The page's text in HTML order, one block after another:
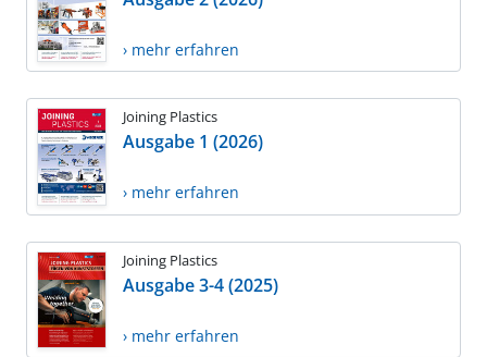
› mehr erfahren
Joining Plastics
Ausgabe 1 (2026)
› mehr erfahren
Joining Plastics
Ausgabe 3-4 (2025)
› mehr erfahren